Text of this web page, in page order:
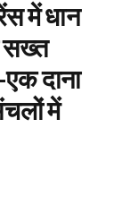
में धान
सख्त
दाना
में